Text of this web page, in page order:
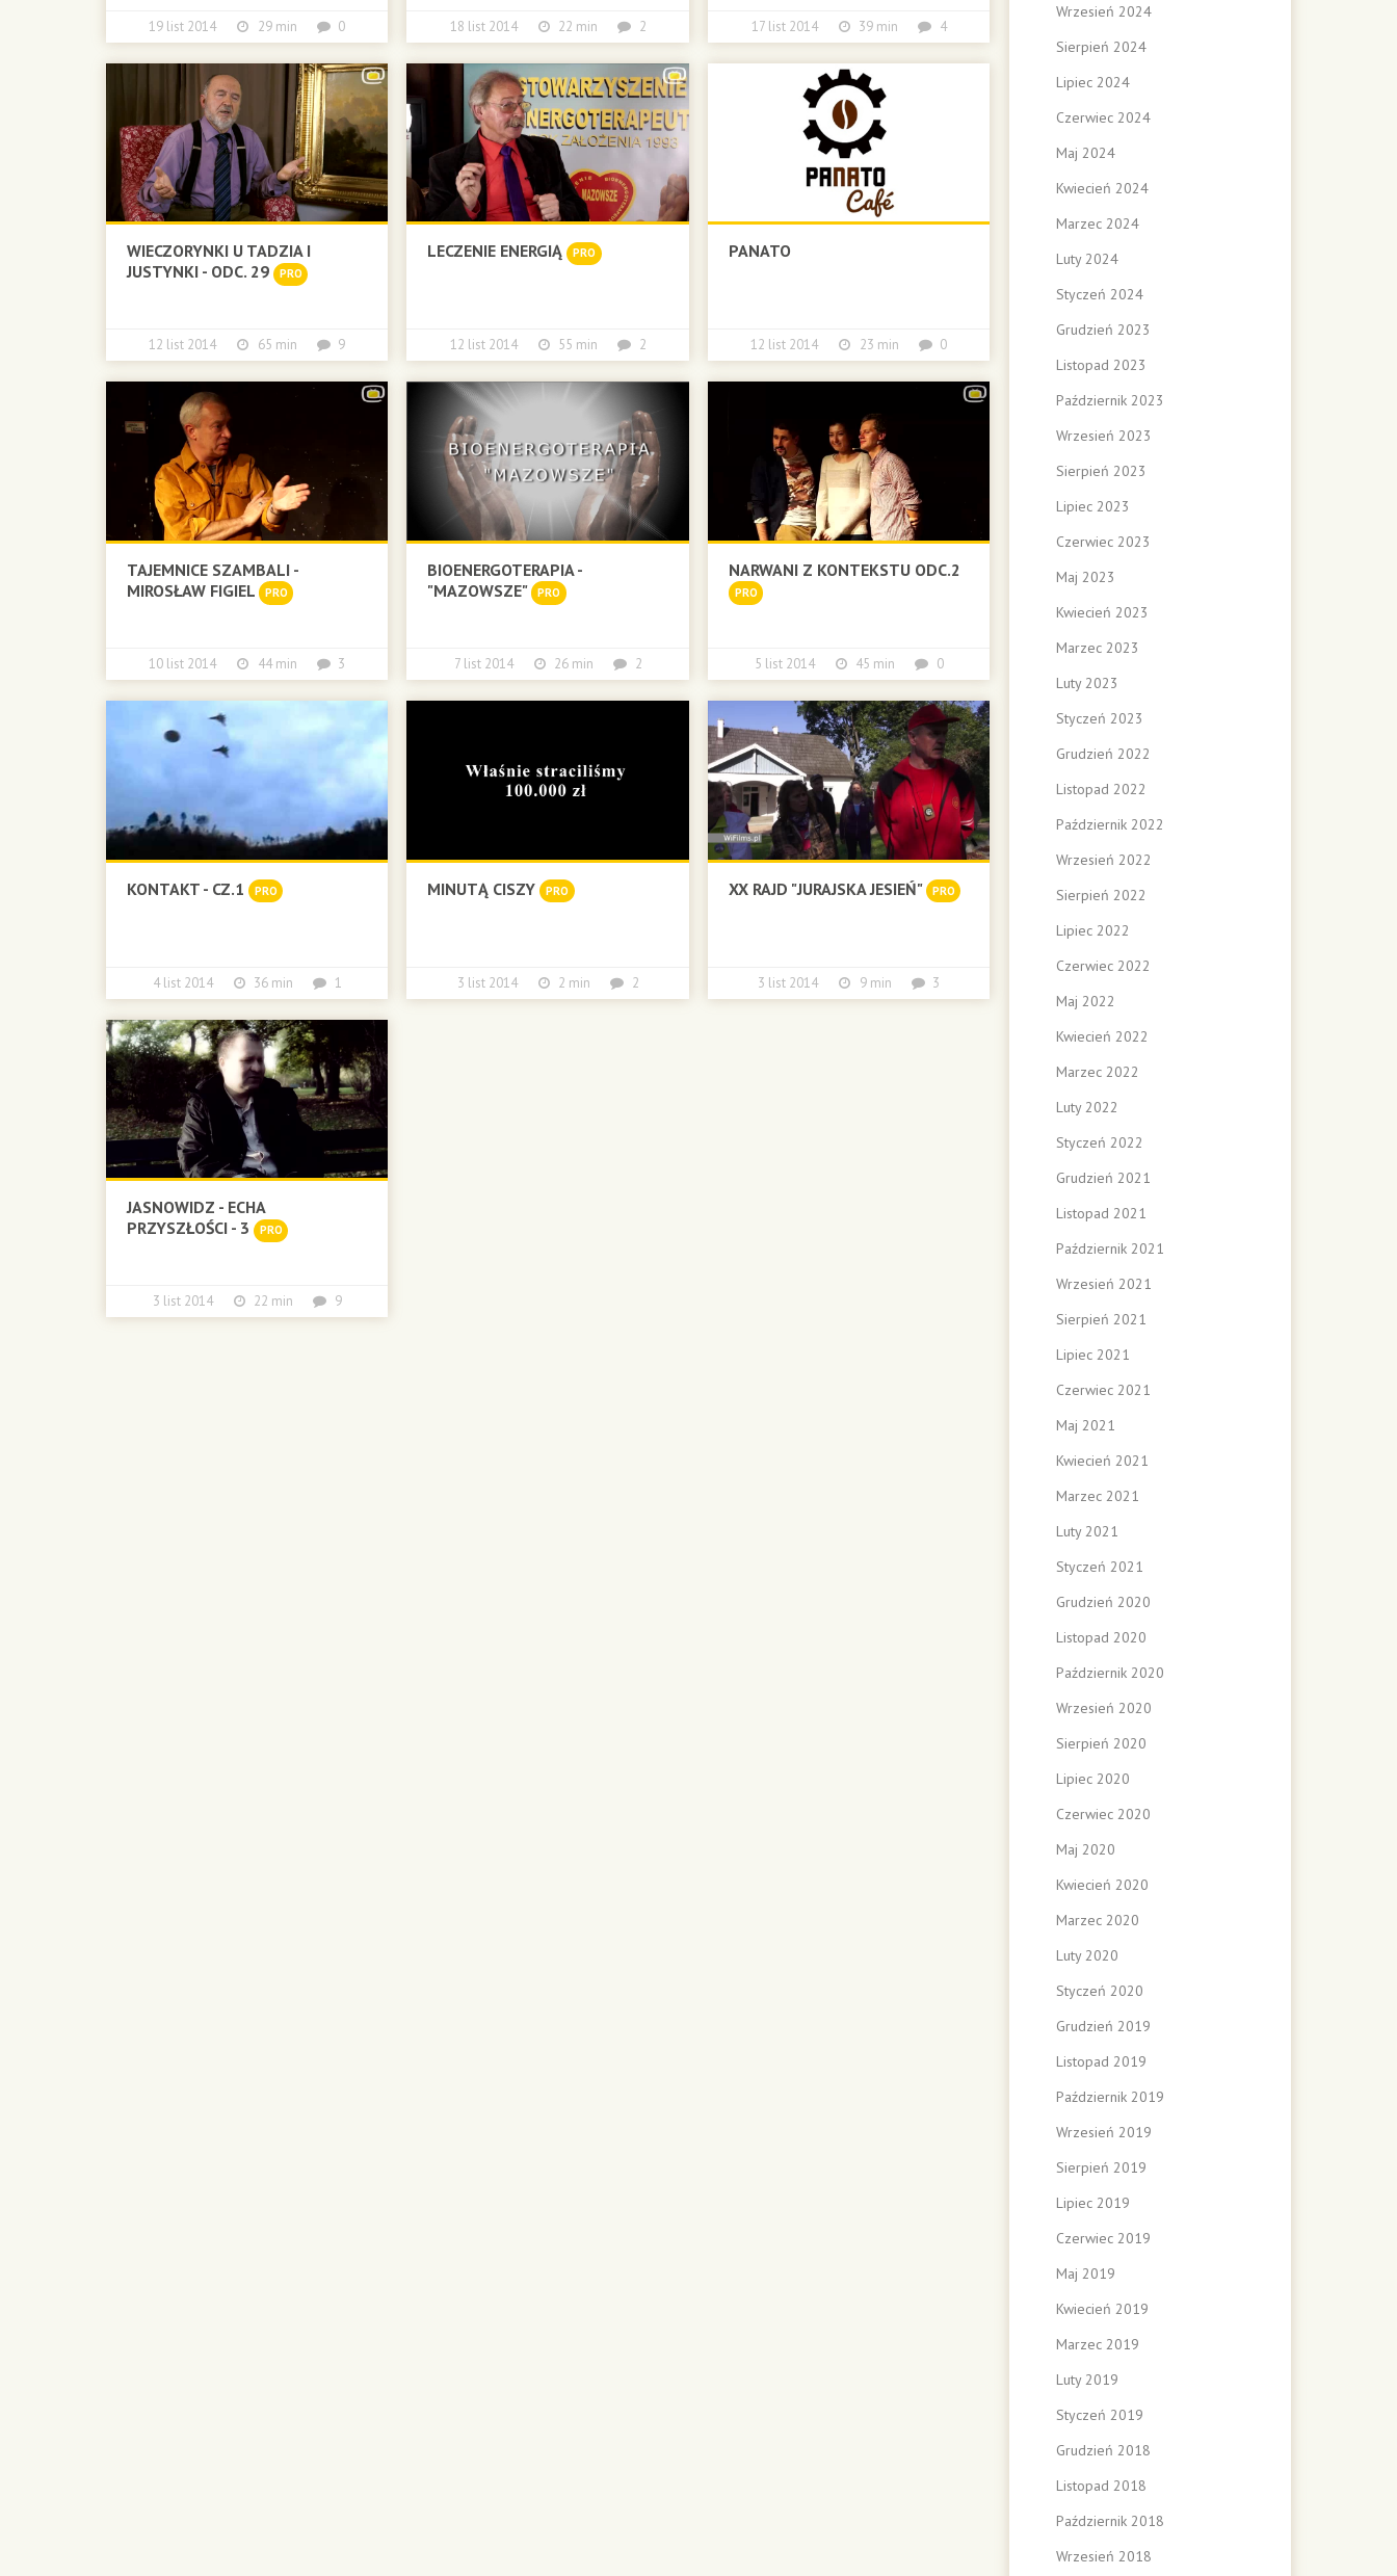
19 list 2014 29 min 0 18 list 2014 22 min 2 17 list 2014 39 min 4
WIECZORYNKI U TADZIA I
JUSTYNKI - ODC. 29
PRO
12 list 2014 65 min 9
LECZENIE ENERGIĄ PRO
12 list 2014 55 min 2
PANATO
12 list 2014 23 min 0
TAJEMNICE SZAMBALI -
MIROSŁAW FIGIEL
PRO
10 list 2014 44 min 3
BIOENERGOTERAPIA -
"MAZOWSZE" PRO
7 list 2014 26 min 2
NARWANI Z KONTEKSTU ODC.2
PRO
5 list 2014 45 min 0
KONTAKT - CZ.1 PRO
4 list 2014 36 min 1
MINUTĄ CISZY PRO
3 list 2014 2 min 2
XX RAJD "JURAJSKA JESIEŃ" PRO
3 list 2014 9 min 3
JASNOWIDZ - ECHA
PRZYSZŁOŚCI - 3
PRO
3 list 2014 22 min 9
Wrzesień 2024
Sierpień 2024
Lipiec 2024
Czerwiec 2024
Maj 2024
Kwiecień 2024
Marzec 2024
Luty 2024
Styczeń 2024
Grudzień 2023
Listopad 2023
Październik 2023
Wrzesień 2023
Sierpień 2023
Lipiec 2023
Czerwiec 2023
Maj 2023
Kwiecień 2023
Marzec 2023
Luty 2023
Styczeń 2023
Grudzień 2022
Listopad 2022
Październik 2022
Wrzesień 2022
Sierpień 2022
Lipiec 2022
Czerwiec 2022
Maj 2022
Kwiecień 2022
Marzec 2022
Luty 2022
Styczeń 2022
Grudzień 2021
Listopad 2021
Październik 2021
Wrzesień 2021
Sierpień 2021
Lipiec 2021
Czerwiec 2021
Maj 2021
Kwiecień 2021
Marzec 2021
Luty 2021
Styczeń 2021
Grudzień 2020
Listopad 2020
Październik 2020
Wrzesień 2020
Sierpień 2020
Lipiec 2020
Czerwiec 2020
Maj 2020
Kwiecień 2020
Marzec 2020
Luty 2020
Styczeń 2020
Grudzień 2019
Listopad 2019
Październik 2019
Wrzesień 2019
Sierpień 2019
Lipiec 2019
Czerwiec 2019
Maj 2019
Kwiecień 2019
Marzec 2019
Luty 2019
Styczeń 2019
Grudzień 2018
Listopad 2018
Październik 2018
Wrzesień 2018